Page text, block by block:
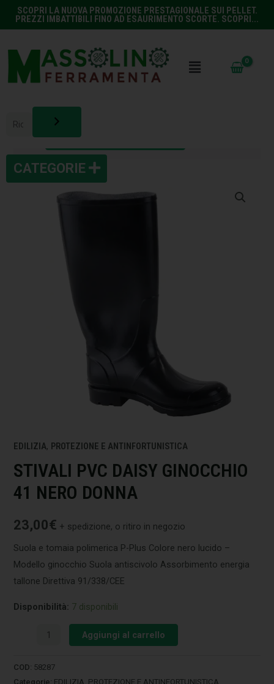
SCOPRI LA NUOVA PROMOZIONE PRESTAGIONALE SUI PELLET.
PREZZI IMBATTIBILI FINO AD ESAURIMENTO SCORTE. SCOPRI...
Continua con gli acquisti
EDILIZIA, PROTEZIONE E ANTINFORTUNISTICA
STIVALI PVC DAISY GINOCCHIO
41 NERO DONNA
23,00€ + spedizione, o ritiro in negozio
Suola e tomaia polimerica P-Plus Colore nero lucido –
Modello ginocchio Suola antiscivolo Assorbimento energia
tallone Direttiva 91/338/CEE
Disponibilità: 7 disponibili
Aggiungi al carrello
COD: 58287
Categorie: EDILIZIA PROTEZIONE E ANTINFORTUNISTICA